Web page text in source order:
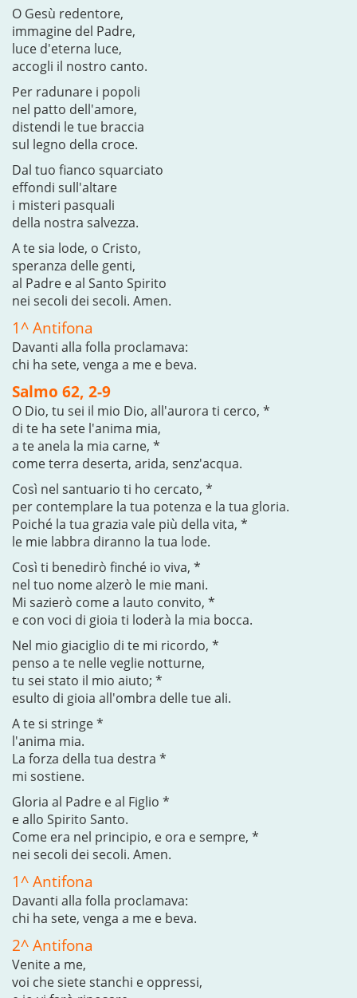
O Gesù redentore,
immagine del Padre,
luce d'eterna luce,
accogli il nostro canto.
Per radunare i popoli
nel patto dell'amore,
distendi le tue braccia
sul legno della croce.
Dal tuo fianco squarciato
effondi sull'altare
i misteri pasquali
della nostra salvezza.
A te sia lode, o Cristo,
speranza delle genti,
al Padre e al Santo Spirito
nei secoli dei secoli. Amen.
1^ Antifona
Davanti alla folla proclamava:
chi ha sete, venga a me e beva.
Salmo 62, 2-9
O Dio, tu sei il mio Dio, all'aurora ti cerco, *
di te ha sete l'anima mia,
a te anela la mia carne, *
come terra deserta, arida, senz'acqua.
Così nel santuario ti ho cercato, *
per contemplare la tua potenza e la tua gloria.
Poiché la tua grazia vale più della vita, *
le mie labbra diranno la tua lode.
Così ti benedirò finché io viva, *
nel tuo nome alzerò le mie mani.
Mi sazierò come a lauto convito, *
e con voci di gioia ti loderà la mia bocca.
Nel mio giaciglio di te mi ricordo, *
penso a te nelle veglie notturne,
tu sei stato il mio aiuto; *
esulto di gioia all'ombra delle tue ali.
A te si stringe *
l'anima mia.
La forza della tua destra *
mi sostiene.
Gloria al Padre e al Figlio *
e allo Spirito Santo.
Come era nel principio, e ora e sempre, *
nei secoli dei secoli. Amen.
1^ Antifona
Davanti alla folla proclamava:
chi ha sete, venga a me e beva.
2^ Antifona
Venite a me,
voi che siete stanchi e oppressi,